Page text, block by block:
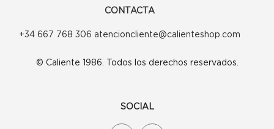
CONTACTA
+34 667 768 306 atencioncliente@calienteshop.com
© Caliente 1986. Todos los derechos reservados.
SOCIAL